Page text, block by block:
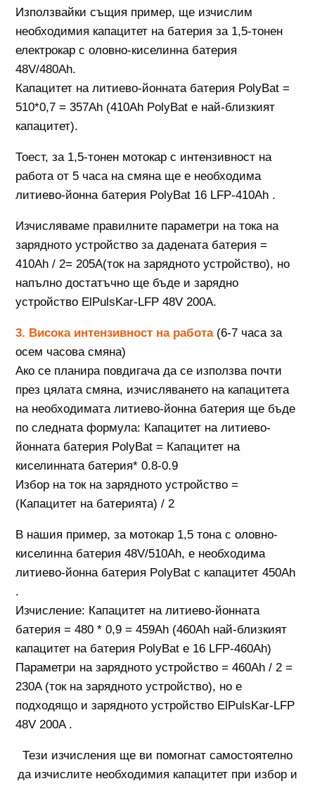
Използвайки същия пример, ще изчислим
необходимия капацитет на батерия за 1,5-тонен
електрокар с оловно-киселинна батерия
48V/480Ah.
Капацитет на литиево-йонната батерия PolyBat =
510*0,7 = 357Ah (410Ah PolyBat е най-близкият
капацитет).
Тоест, за 1,5-тонен мотокар с интензивност на
работа от 5 часа на смяна ще е необходима
литиево-йонна батерия PolyBat 16 LFP-410Ah .
Изчисляваме правилните параметри на тока на
зарядното устройство за дадената батерия =
410Ah / 2= 205A(ток на зарядното устройство), но
напълно достатъчно ще бъде и зарядно
устройство ElPulsKar-LFP 48V 200A.
3. Висока интензивност на работа(6-7 часа за
осем часова смяна)
Ако се планира повдигача да се използва почти
през цялата смяна, изчисляването на капацитета
на необходимата литиево-йонна батерия ще бъде
по следната формула: Капацитет на литиево-
йонната батерия PolyBat = Капацитет на
киселинната батерия* 0.8-0.9
Избор на ток на зарядното устройство =
(Капацитет на батерията) / 2
В нашия пример, за мотокар 1,5 тона с оловно-
киселинна батерия 48V/510Ah, е необходима
литиево-йонна батерия PolyBat с капацитет 450Ah
.
Изчисление: Капацитет на литиево-йонната
батерия = 480 * 0,9 = 459Ah (460Ah най-близкият
капацитет на батерия PolyBat е 16 LFP-460Ah)
Параметри на зарядното устройство = 460Ah / 2 =
230A (ток на зарядното устройство), но е
подходящо и зарядното устройство ElPulsKar-LFP
48V 200A .
Тези изчисления ще ви помогнат самостоятелно
да изчислите необходимия капацитет при избор и